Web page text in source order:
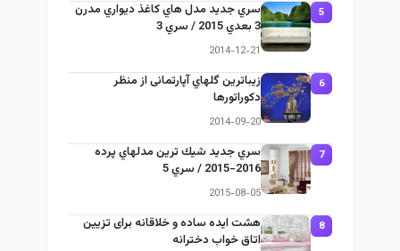
5
سري جديد مدل هاي كاغذ ديواري مدرن
3 بعدي 2015 / سري 3
2014-12-21
6
زيباترين گلهاي آپارتمانى از منظر
دكوراتورها
2014-09-20
7
سري جديد شيك ترين مدلهاي پرده
2016-2015 / سري 5
2015-08-05
8
هشت ایده ساده و خلاقانه برای تزیین
اتاق خواب دخترانه